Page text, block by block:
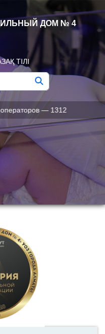
ДОМ № 4
ТІЛІ